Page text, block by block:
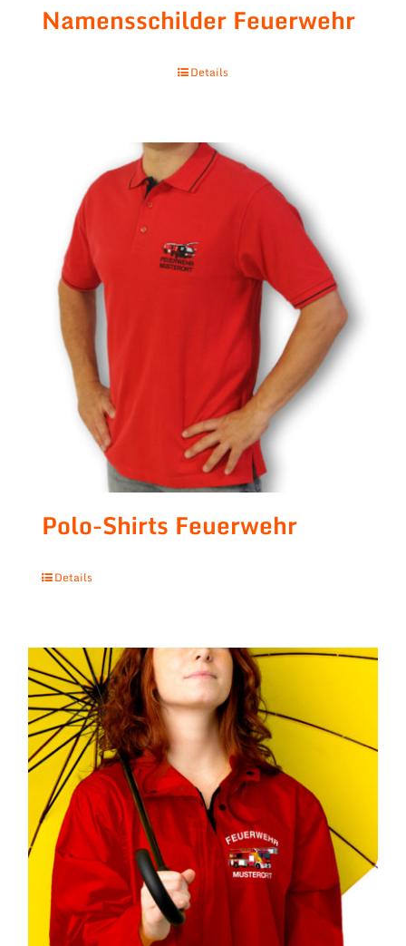
Namensschilder Feuerwehr
Details
Polo-Shirts Feuerwehr
Details